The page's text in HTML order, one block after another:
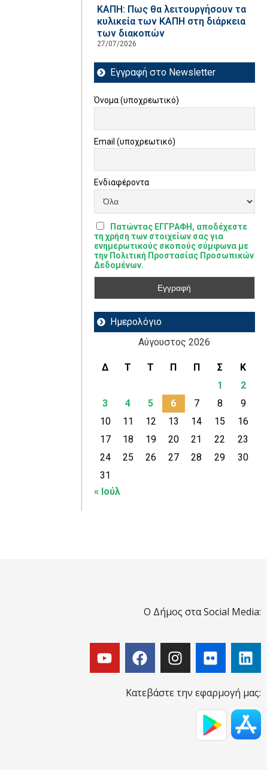
ΚΑΠΗ: Πως θα λειτουργήσουν τα
κυλικεία των ΚΑΠΗ στη διάρκεια
των διακοπών
27/07/2026
Εγγραφή στο Newsletter
Όνομα (υποχρεωτικό)
Email (υποχρεωτικό)
Ενδιαφέροντα
Πατώντας ΕΓΓΡΑΦΗ, αποδέχεστε
τη χρήση των στοιχείων σας για
ενημερωτικούς σκοπούς σύμφωνα με
την Πολιτική Προστασίας Προσωπικών
Δεδομένων.
Ημερολόγιο
Αύγουστος 2026
Δ Τ Τ Π Π Σ
Κ
1
2
3
4 5 6 7 8
9
10
11 12 13 14 15
16
17
18 19 20 21 22
23
24
25 26 27 28 29
30
31
« Ιούλ
Ο Δήμος στα Social Media:
Κατεβάστε την εφαρμογή μας: